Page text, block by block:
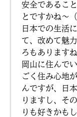
安全であるこ
とですかね〜（
日本での生活
て、改めて魅
ろもありますね
岡山に住んで
ごく住み心地
んですが、日
りますし、そ
りも好きかも